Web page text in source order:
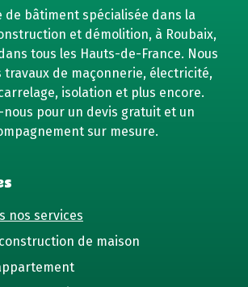
de bâtiment spécialisée dans la
et démolition, à Roubaix,
tous les Hauts-de-France. Nous
travaux de maçonnerie, électricité,
isolation et plus encore.
nous pour un devis gratuit et un
sur mesure.
nos services
de maison